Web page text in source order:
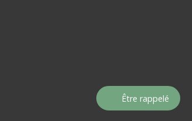
Être rappelé